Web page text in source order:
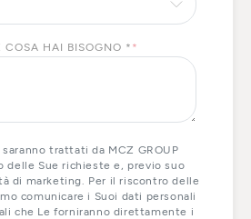
COSA HAI BISOGNO * *
trattati da MCZ GROUP
delle Sue richieste e, previo suo
di marketing. Per il riscontro delle
comunicare i Suoi dati personali
che Le forniranno direttamente i